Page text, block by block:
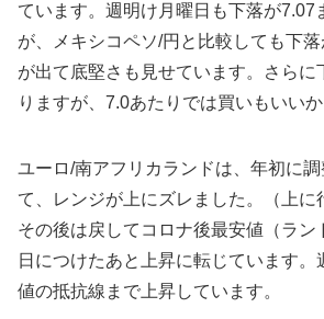
ています。週明け月曜日も下落が7.07
が、メキシコペソ/円と比較しても下
が出て底堅さも見せています。さらに
りますが、7.0あたりでは買いもいいか
ユーロ/南アフリカランドは、年初に
て、レンジが上にズレました。（上に
その後は戻してコロナ後最安値（ラン
日につけたあと上昇に転じています。
値の抵抗線まで上昇しています。